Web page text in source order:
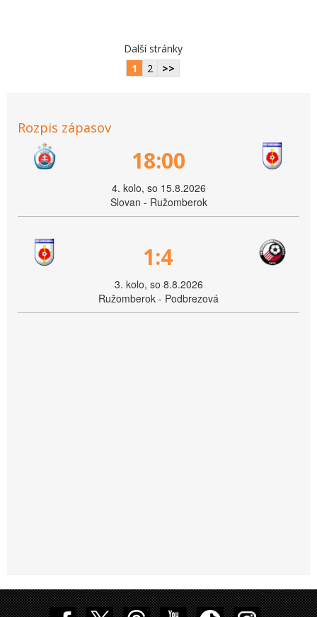
Další stránky
1
2 >>
Rozpis zápasov
18:00
4. kolo, so 15.8.2026
Slovan - Ružomberok
1:4
3. kolo, so 8.8.2026
Ružomberok - Podbrezová